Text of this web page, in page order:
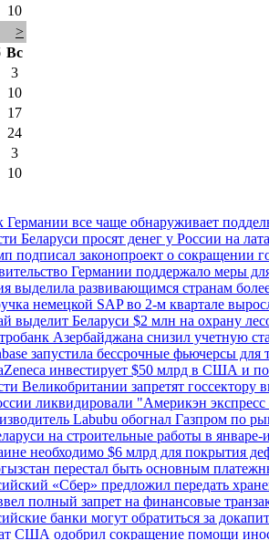
10
>
Вс
3
10
17
24
3
10
Германии все чаще обнаруживает
Беларуси просят денег у России на
подписал законопроект о сокращении
Германии поддержало меры
выделила развивающимся странам
немецкой SAP во 2-м квартале
выделит Беларуси $2 млн на охрану
Азербайджана снизил учетную
запустила бессрочные фьючерсы
инвестирует $50 млрд в США и
Великобритании запретят
ликвидировали "Америкэн экспресс
Labubu обогнал Газпром по
на строительные работы в
необходимо $6 млрд для покрытия
перестал быть основным
«Сбер» предложил передать
полный запрет на финансовые
банки могут обратиться за
США одобрил сокращение помощи